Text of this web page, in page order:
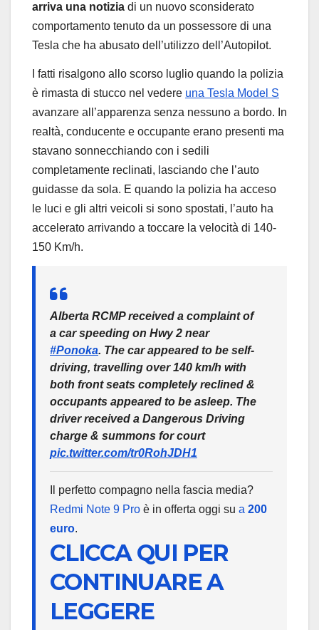
arriva una notizia di un nuovo sconsiderato
comportamento tenuto da un possessore di una
Tesla che ha abusato dell’utilizzo dell’Autopilot.
I fatti risalgono allo scorso luglio quando la polizia
è rimasta di stucco nel vedere una Tesla Model S
avanzare all’apparenza senza nessuno a bordo. In
realtà, conducente e occupante erano presenti ma
stavano sonnecchiando con i sedili
completamente reclinati, lasciando che l’auto
guidasse da sola. E quando la polizia ha acceso
le luci e gli altri veicoli si sono spostati, l’auto ha
accelerato arrivando a toccare la velocità di 140-
150 Km/h.
Alberta RCMP received a complaint of
a car speeding on Hwy 2 near
#Ponoka. The car appeared to be self-
driving, travelling over 140 km/h with
both front seats completely reclined &
occupants appeared to be asleep. The
driver received a Dangerous Driving
charge & summons for court
pic.twitter.com/tr0RohJDH1
Il perfetto compagno nella fascia media?
Redmi Note 9 Pro è in offerta oggi su a 200
euro.
CLICCA QUI PER
CONTINUARE A
LEGGERE